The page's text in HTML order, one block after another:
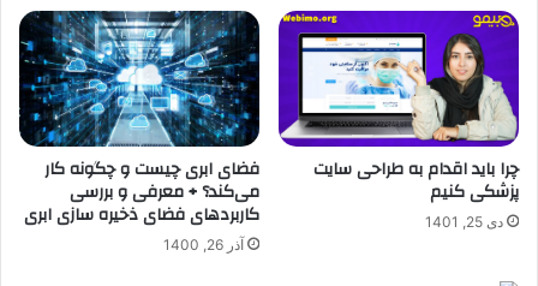
چرا باید اقدام به طراحی سایت
پزشکی کنیم
دی 25, 1401
فضای ابری چیست و چگونه کار
می‌کند؟ + معرفی و بررسی
کاربردهای فضای ذخیره سازی ابری
آذر 26, 1400